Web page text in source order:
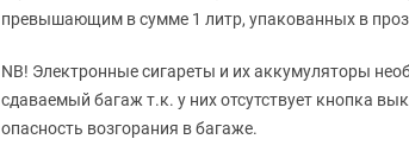
превышающим в сумме 1 литр, упакованных в
NB! Электронные сигареты и их аккумуляторы
сдаваемый багаж т.к. у них отсутствует кнопка
опасность возгорания в багаже.